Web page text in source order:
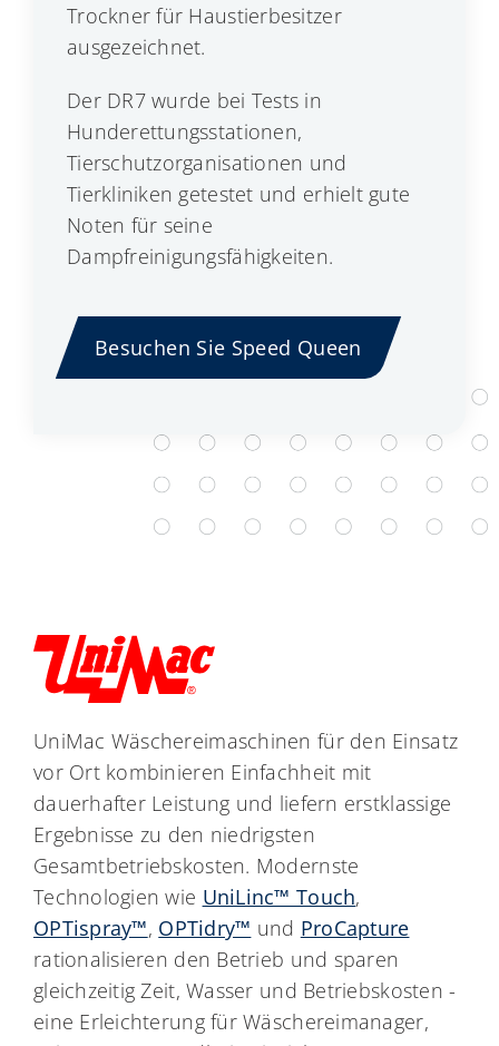
Trockner für Haustierbesitzer
ausgezeichnet.
Der DR7 wurde bei Tests in
Hunderettungsstationen,
Tierschutzorganisationen und
Tierkliniken getestet und erhielt gute
Noten für seine
Dampfreinigungsfähigkeiten.
Besuchen Sie Speed Queen
UniMac Wäschereimaschinen für den Einsatz
vor Ort kombinieren Einfachheit mit
dauerhafter Leistung und liefern erstklassige
Ergebnisse zu den niedrigsten
Gesamtbetriebskosten. Modernste
Technologien wie UniLinc™ Touch,
OPTispray™, OPTidry™ und ProCapture
rationalisieren den Betrieb und sparen
gleichzeitig Zeit, Wasser und Betriebskosten -
eine Erleichterung für Wäschereimanager,